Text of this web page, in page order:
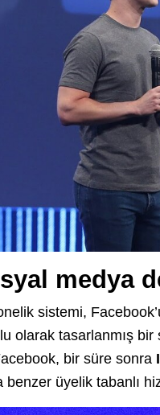
medya
sistemi,
olarak tasarlanmış
bir süre sonra
benzer üyelik tabanlı